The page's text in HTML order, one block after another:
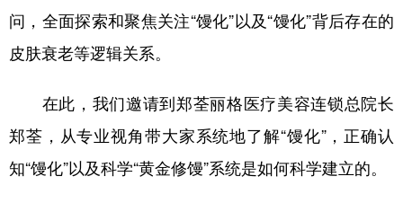
问，全面探索和聚焦关注“馒化”以及“馒化”背后存在的
皮肤衰老等逻辑关系。
在此，我们邀请到郑荃丽格医疗美容连锁总院长
郑荃，从专业视角带大家系统地了解“馒化”，正确认
知“馒化”以及科学“黄金修馒”系统是如何科学建立的。